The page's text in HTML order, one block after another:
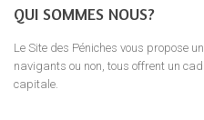
QUI SOMMES NOUS?
Le Site des Péniches vous propose
navigants ou non, tous offrent un
capitale.